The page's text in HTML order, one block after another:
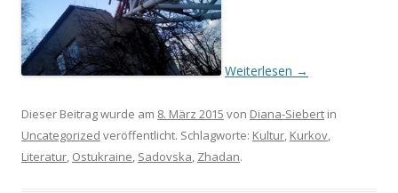
Weiterlesen →
Dieser Beitrag wurde am 8. März 2015 von Diana-Siebert in
Uncategorized veröffentlicht. Schlagworte: Kultur, Kurkov,
Literatur, Ostukraine, Sadovska, Zhadan.